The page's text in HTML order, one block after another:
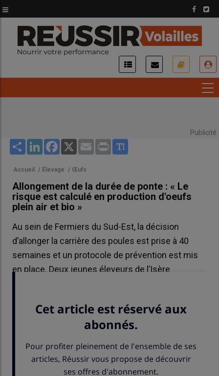
au
contenu
principal
Publicité
Share LinkedInFacebook
X Email Print
Accueil / Élevage / Œufs
Allongement de la durée de ponte : « Le
risque est calculé en production d'oeufs
plein air et bio »
Au sein de Fermiers du Sud-Est, la décision
d’allonger la carrière des poules est prise à 40
semaines et un protocole de prévention est mis
en place. Deux jeunes éleveurs de l’Isère